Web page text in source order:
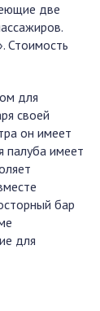
две
Стоимость
для
своей
он имеет
палуба имеет
бар
для